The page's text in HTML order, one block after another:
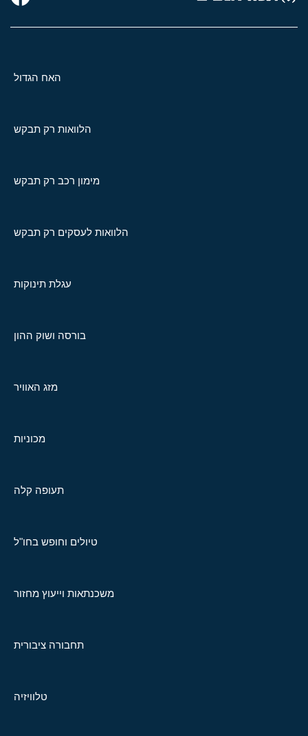
האח הגדול
הלוואות רק תבקש
מימון רכב רק תבקש
הלוואות לעסקים רק תבקש
עגלת תינוקות
בורסה ושוק ההון
מזג האוויר
מכוניות
תעופה קלה
טיולים וחופש בחו"ל
משכנתאות וייעוץ מחזור
תחבורה ציבורית
טלוויזיה